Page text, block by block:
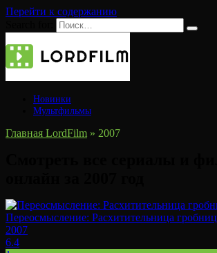
Перейти к содержанию
Новинки
Мультфильмы
Главная LordFilm » 2007
Переосмысление: Расхитительница гробниц
2007
6.4